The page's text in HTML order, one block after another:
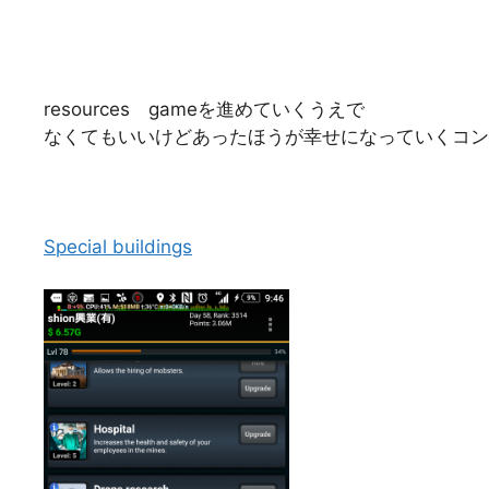
resources gameを進めていくうえで
なくてもいいけどあったほうが幸せになっていくコ
Special buildings